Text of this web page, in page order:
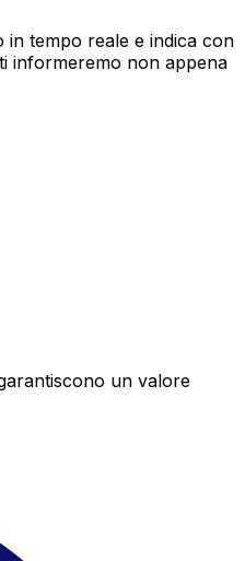
in tempo reale e indica con
informeremo non appena
un valore